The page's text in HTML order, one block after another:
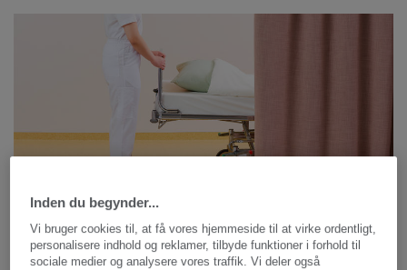
Homogene vinylgulve / Vådrumsgulve / Genanvendelige vinyl- og
linoleumsgulve / Circular Collection
Inden du begynder...
Vi bruger cookies til, at få vores hjemmeside til at virke ordentligt,
personalisere indhold og reklamer, tilbyde funktioner i forhold til
sociale medier og analysere vores traffik. Vi deler også